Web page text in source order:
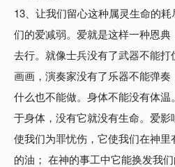
13、让我们留心这种属灵生命的
们的爱减弱。爱就是这样一种恩
去行。就像士兵没有了武器不能
画画，演奏家没有了乐器不能弹
什么也不能做。身体不能没有体
于身体，没有它就没有生命。爱
使我们为罪忧伤，它使我们在神
的油； 在神的事工中它能换发我